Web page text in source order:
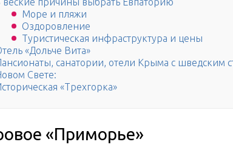
Море и пляжи
Оздоровление
Туристическая инфраструктура и цены
«Дольче Вита»
санатории, отели Крыма с шведским
Свете:
«Трехгорка»
«Приморье»